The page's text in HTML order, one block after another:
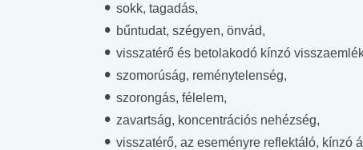
sokk, tagadás,
bűntudat, szégyen, önvád,
visszatérő és betolakodó kínzó
szomorúság, reménytelenség,
szorongás, félelem,
zavartság, koncentrációs nehézség,
visszatérő, az eseményre reflektáló, kínzó
#Zöldövezet
lábnyomod?
#Betegségek
tudásteszt